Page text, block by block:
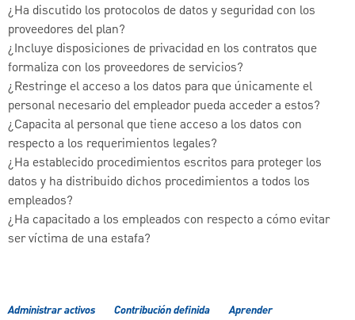
¿Ha discutido los protocolos de datos y seguridad con los
proveedores del plan?
¿Incluye disposiciones de privacidad en los contratos que
formaliza con los proveedores de servicios?
¿Restringe el acceso a los datos para que únicamente el
personal necesario del empleador pueda acceder a estos?
¿Capacita al personal que tiene acceso a los datos con
respecto a los requerimientos legales?
¿Ha establecido procedimientos escritos para proteger los
datos y ha distribuido dichos procedimientos a todos los
empleados?
¿Ha capacitado a los empleados con respecto a cómo evitar
ser víctima de una estafa?
Administrar activos Contribución definida Aprender